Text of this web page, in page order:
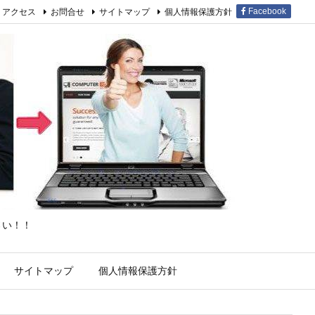
！！
サイトマップ 個人情報保護方針
アクセス お問合せ サイトマップ 個人情報保護方針 Facebook